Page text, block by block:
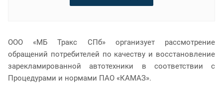
ООО «МБ Тракс СПб» организует рассмотрение
обращений потребителей по качеству и восстановление
зарекламированной автотехники в соответствии с
Процедурами и нормами ПАО «КАМАЗ».